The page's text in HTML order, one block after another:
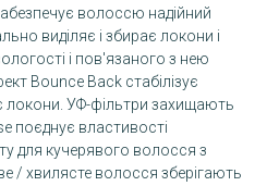
волоссю надійний
виділяє і збирає локони і
і пов'язаного з нею
Bounce Back стабілізує
локони. УФ-фільтри захищають
поєднує властивості
для кучерявого волосся з
/ хвилясте волосся зберігають